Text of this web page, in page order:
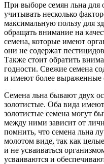
При выборе семян льна
учитывать несколько
максимальную пользу для
обращать внимание на
семена, которые имеют
они не содержат
Также стоит обратить
годности. Свежие семена
и имеют более выраженные
Семена льна бывают двух
золотистые. Оба вида
золотистые семена могут
между ними зависит от
помнить, что семена льна
молотом виде, так как
и не усваиваться
усваиваются и